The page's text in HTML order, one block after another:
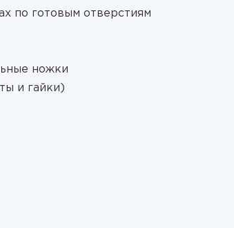
по готовым отверстиям
ножки
и гайки)